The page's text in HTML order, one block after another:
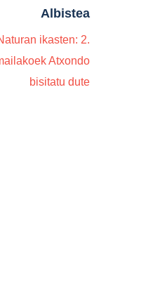
Albistea
ikasten: 2.
Atxondo
bisitatu dute